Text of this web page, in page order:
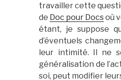
travailler cette
de Doc pour Docsoù
étant, je suppose
d’éventuels
leur intimité. Il ne
généralisation de
soi, peut modifier